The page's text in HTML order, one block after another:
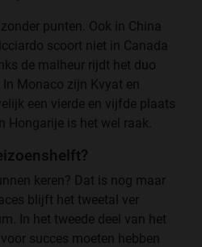
punten. Ook in China
scoort niet in Canada
de malheur rijdt het duo
Monaco zijn Kvyat en
een vierde en vijfde plaats
Hongarije is het wel raak.
keren? Dat is nog maar
blijft het tweetal ver
In het tweede deel van het
succes moeten hebben